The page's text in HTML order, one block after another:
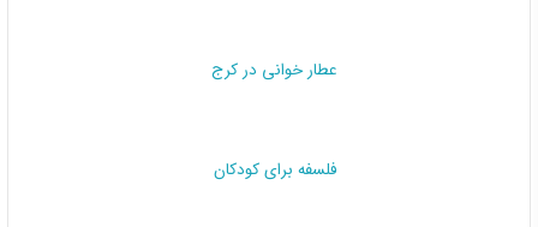
عطار خوانی در کرج
فلسفه برای کودکان